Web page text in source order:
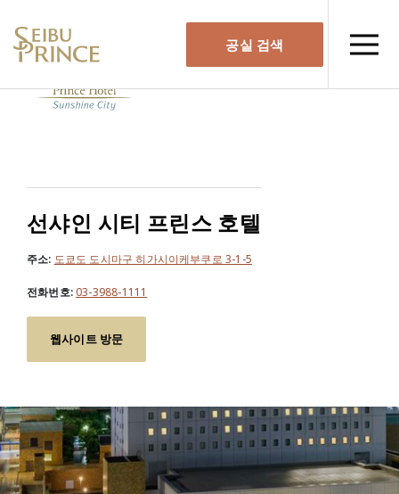
공실 검색
선샤인 시티 프린스 호텔
주소: 도쿄도 도시마구 히가시이케부쿠로 3-1-5
전화번호:03-3988-1111
웹사이트 방문